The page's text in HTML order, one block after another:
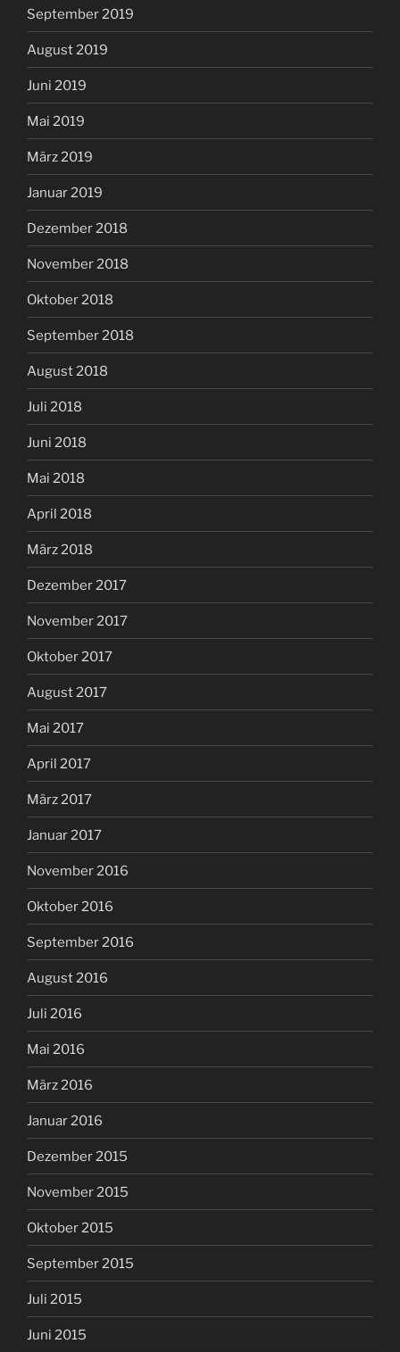
September 2019
August 2019
Juni 2019
Mai 2019
März 2019
Januar 2019
Dezember 2018
November 2018
Oktober 2018
September 2018
August 2018
Juli 2018
Juni 2018
Mai 2018
April 2018
März 2018
Dezember 2017
November 2017
Oktober 2017
August 2017
Mai 2017
April 2017
März 2017
Januar 2017
November 2016
Oktober 2016
September 2016
August 2016
Juli 2016
Mai 2016
März 2016
Januar 2016
Dezember 2015
November 2015
Oktober 2015
September 2015
Juli 2015
Juni 2015